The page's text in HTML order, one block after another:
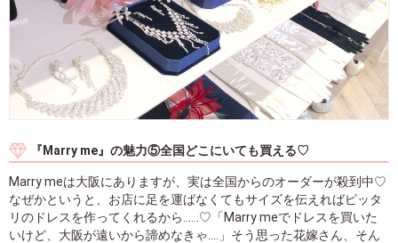
『Marry me』の魅力⑤全国どこにいても買える♡
Marry meは大阪にありますが、実は全国からのオーダーが殺到中♡
なぜかというと、お店に足を運ばなくてもサイズを伝えればピッタ
リのドレスを作ってくれるから......♡「Marry meでドレスを買いた
いけど、大阪が遠いから諦めなきゃ....」そう思った花嫁さん、そん